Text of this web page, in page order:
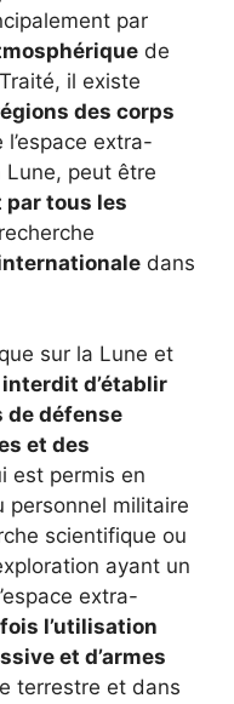
par
de
il existe
des corps
extra-
Lune, peut être
tous les
dans
sur la Lune et
interdit d’établir
de défense
et des
est permis en
personnel militaire
scientifique ou
ayant un
extra-
l’utilisation
et d’armes
terrestre et dans